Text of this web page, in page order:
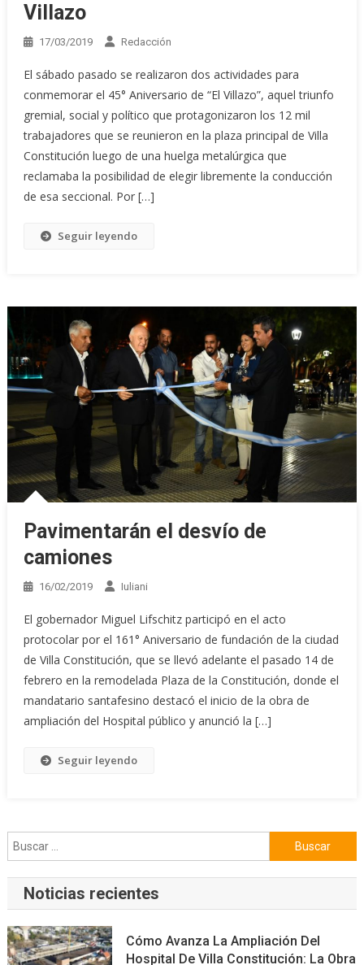
Villazo
17/03/2019 Redacción
El sábado pasado se realizaron dos actividades para
conmemorar el 45° Aniversario de “El Villazo”, aquel triunfo
gremial, social y político que protagonizaron los 12 mil
trabajadores que se reunieron en la plaza principal de Villa
Constitución luego de una huelga metalúrgica que
reclamaba la posibilidad de elegir libremente la conducción
de esa seccional. Por […]
Seguir leyendo
Pavimentarán el desvío de
camiones
16/02/2019 Iuliani
El gobernador Miguel Lifschitz participó en el acto
protocolar por el 161° Aniversario de fundación de la ciudad
de Villa Constitución, que se llevó adelante el pasado 14 de
febrero en la remodelada Plaza de la Constitución, donde el
mandatario santafesino destacó el inicio de la obra de
ampliación del Hospital público y anunció la […]
Seguir leyendo
Buscar:
Noticias recientes
Cómo Avanza La Ampliación Del
Hospital De Villa Constitución: La Obra